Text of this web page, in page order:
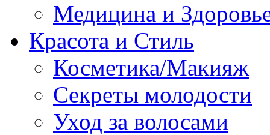
Медицина и
Красота и Стиль
Косметика/Макияж
Секреты молодости
Уход за волосами